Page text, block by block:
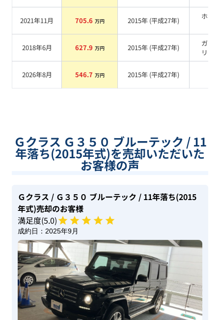
2021年11月 705.6 万円 2015年 (平成27年)
ホワ
2018年6月 627.9 万円 2015年 (平成27年)
ガン
リック
2026年8月 546.7 万円 2015年 (平成27年)
Ｇクラス Ｇ３５０ ブルーテック / 11
年落ち(2015年式)を売却いただいた
お客様の声
Ｇクラス / Ｇ３５０ ブルーテック / 11年落ち(2015
年式)売却のお客様
満足度(5.0)
成約日： 2025年9月